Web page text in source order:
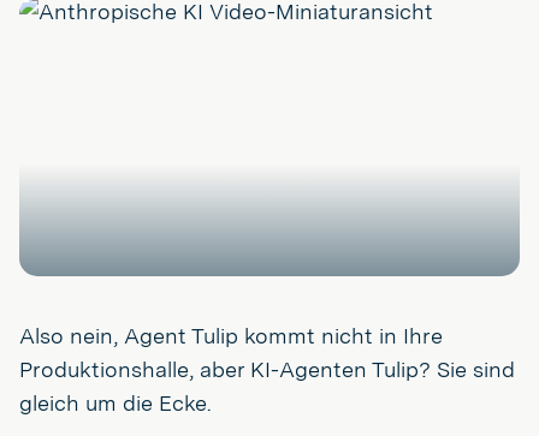
Also nein, Agent Tulip kommt nicht in Ihre
Produktionshalle, aber KI-Agenten Tulip? Sie sind
gleich um die Ecke.